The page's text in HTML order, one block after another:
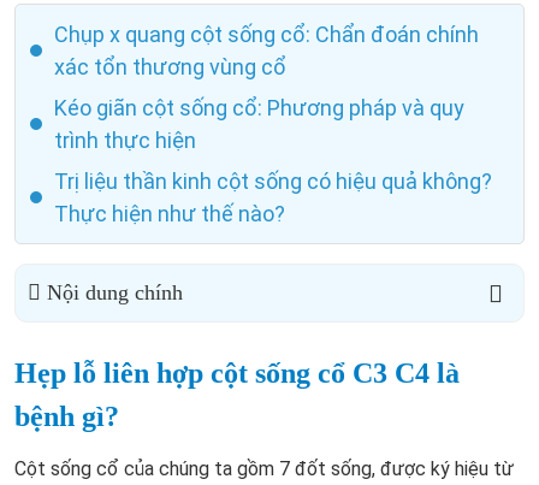
Chụp x quang cột sống cổ: Chẩn đoán chính
xác tổn thương vùng cổ
Kéo giãn cột sống cổ: Phương pháp và quy
trình thực hiện
Trị liệu thần kinh cột sống có hiệu quả không?
Thực hiện như thế nào?
Nội dung chính
Hẹp lỗ liên hợp cột sống cổ C3 C4 là
bệnh gì?
Cột sống cổ của chúng ta gồm 7 đốt sống, được ký hiệu từ